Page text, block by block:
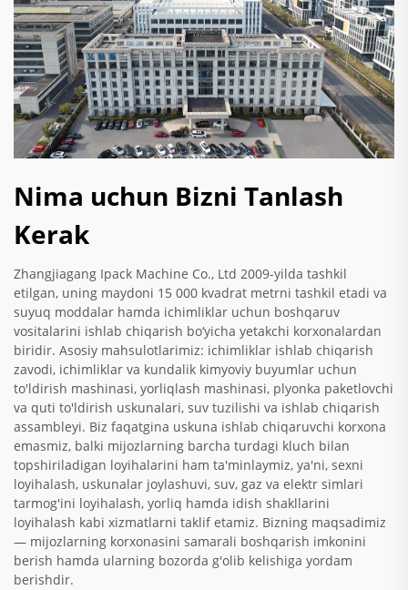
Nima uchun Bizni Tanlash
Kerak
Zhangjiagang Ipack Machine Co., Ltd 2009-yilda tashkil
etilgan, uning maydoni 15 000 kvadrat metrni tashkil etadi va
suyuq moddalar hamda ichimliklar uchun boshqaruv
vositalarini ishlab chiqarish bo‘yicha yetakchi korxonalardan
biridir. Asosiy mahsulotlarimiz: ichimliklar ishlab chiqarish
zavodi, ichimliklar va kundalik kimyoviy buyumlar uchun
to'ldirish mashinasi, yorliqlash mashinasi, plyonka paketlovchi
va quti to'ldirish uskunalari, suv tuzilishi va ishlab chiqarish
assambleyi. Biz faqatgina uskuna ishlab chiqaruvchi korxona
emasmiz, balki mijozlarning barcha turdagi kluch bilan
topshiriladigan loyihalarini ham ta'minlaymiz, ya'ni, sexni
loyihalash, uskunalar joylashuvi, suv, gaz va elektr simlari
tarmog'ini loyihalash, yorliq hamda idish shakllarini
loyihalash kabi xizmatlarni taklif etamiz. Bizning maqsadimiz
— mijozlarning korxonasini samarali boshqarish imkonini
berish hamda ularning bozorda g'olib kelishiga yordam
berishdir.